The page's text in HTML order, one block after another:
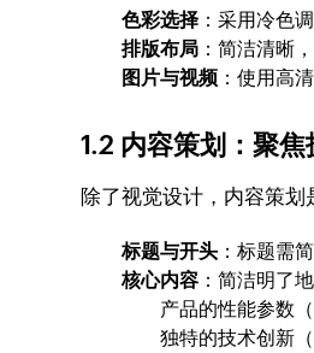
色彩选择 ：采用冷色
排版布局 ：简洁清晰
图片与视频 ：使用高
1.2 内容策划：聚焦
除了视觉设计，内容策划
标题与开头 ：标题需
核心内容 ：简洁明了
产品的性能参数
独特的技术创新